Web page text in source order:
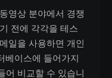
영상 분야에서 경쟁
전에 각각을 테스
일을 사용하면 개인
베이스에 들어가지
어 비교할 수 있습니